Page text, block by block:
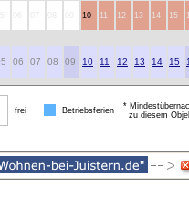
10 11 12 13 14 15
06 07 08 09 10 11 12 13 14 15
frei Betriebsferien
*
zu diesem